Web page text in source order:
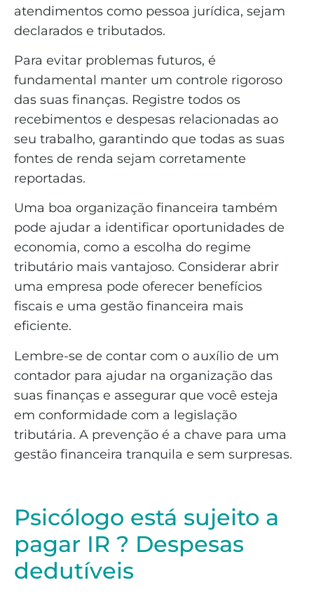
atendimentos como pessoa jurídica, sejam
declarados e tributados.
Para evitar problemas futuros, é
fundamental manter um controle rigoroso
das suas finanças. Registre todos os
recebimentos e despesas relacionadas ao
seu trabalho, garantindo que todas as suas
fontes de renda sejam corretamente
reportadas.
Uma boa organização financeira também
pode ajudar a identificar oportunidades de
economia, como a escolha do regime
tributário mais vantajoso. Considerar abrir
uma empresa pode oferecer benefícios
fiscais e uma gestão financeira mais
eficiente.
Lembre-se de contar com o auxílio de um
contador para ajudar na organização das
suas finanças e assegurar que você esteja
em conformidade com a legislação
tributária. A prevenção é a chave para uma
gestão financeira tranquila e sem surpresas.
Psicólogo está sujeito a
pagar IR ? Despesas
dedutíveis